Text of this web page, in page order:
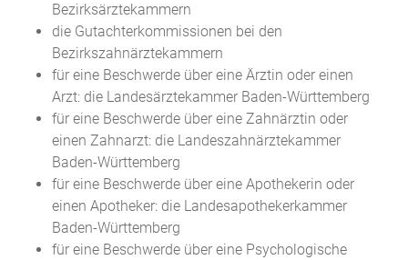
Bezirksärztekammern
die Gutachterkommissionen bei den
Bezirkszahnärztekammern
für eine Beschwerde über eine Ärztin oder einen
Arzt: die Landesärztekammer Baden-Württemberg
für eine Beschwerde über eine Zahnärztin oder
einen Zahnarzt: die Landeszahnärztekammer
Baden-Württemberg
für eine Beschwerde über eine Apothekerin oder
einen Apotheker: die Landesapothekerkammer
Baden-Württemberg
für eine Beschwerde über eine Psychologische